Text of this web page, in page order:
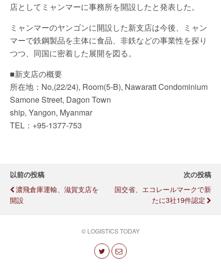
店としてミャンマーに事務所を開設したと発表した。
ミャンマーのヤンゴンに開設した新支店は今後、ミャン
マーで鉄鋼製品を主体に食品、非鉄などの事業性を探り
つつ、同国に密着した展開を図る。
■新支店の概要
所在地：No,(22/24), Room(5-B), Nawaratt Condominium
Samone Street, Dagon Town
ship, Yangon, Myanmar
TEL：+95-1377-753
以前の投稿
濃飛倉庫運輸、滋賀支店を
開設
次の投稿
国交省、エコレールマークで新
たに3社19件認定
© LOGISTICS TODAY